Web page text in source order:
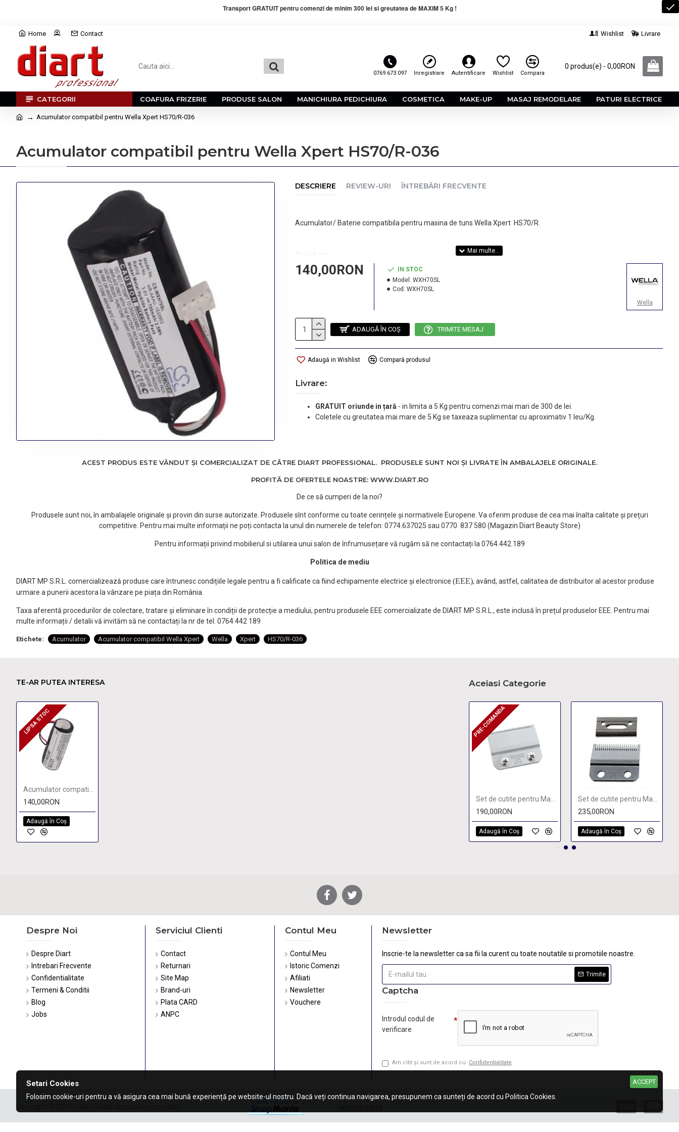
Transport GRATUIT pentru comenzi de minim 300 lei si greutatea de MAXIM 5 Kg !
Home Contact Wishlist Livrare
0769 673 097 Inregistrare Autentificare Wishlist Compara
0 produs(e) - 0,00RON
CATEGORII COAFURA FRIZERIE PRODUSE SALON MANICHIURA PEDICHIURA COSMETICA MAKE-UP MASAJ REMODELARE PATURI ELECTRICE
Acumulator compatibil pentru Wella Xpert HS70/R-036
Acumulator compatibil pentru Wella Xpert HS70/R-036
DESCRIERE REVIEW-URI ÎNTREBĂRI FRECVENTE
Acumulator/ Baterie compatibila pentru masina de tuns Wella Xpert HS70/R.
Specificatii:
3,6 V / 700mAh / 2,5Wh
Incarcare rapida Li - Ion 4,1 V - 1,0A
140,00RON
IN STOC
Model: WXH70SL
Cod: WXH70SL
Wella
ADAUGĂ ÎN COŞ TRIMITE MESAJ
Adaugă in Wishlist Compară produsul
Livrare:
GRATUIT oriunde in țară - in limita a 5 Kg pentru comenzi mai mari de 300 de lei.
Coletele cu greutatea mai mare de 5 Kg se taxeaza suplimentar cu aproximativ 1 leu/Kg.
ACEST PRODUS ESTE VÂNDUT ȘI COMERCIALIZAT DE CĂTRE DIART PROFESSIONAL. PRODUSELE SUNT NOI ȘI LIVRATE ÎN AMBALAJELE ORIGINALE.
PROFITĂ DE OFERTELE NOASTRE: WWW.DIART.RO
De ce să cumperi de la noi?
Produsele sunt noi, în ambalajele originale și provin din surse autorizate. Produsele sînt conforme cu toate cerințele și normativele Europene. Va oferim produse de cea mai înalta calitate și prețuri
competitive. Pentru mai multe informații ne poți contacta la unul din numerele de telefon: 0774.637025 sau 0770 837 580 (Magazin Diart Beauty Store)
Pentru informații privind mobilierul si utilarea unui salon de înfrumusețare vă rugăm să ne contactați la 0764.442.189
Politica de mediu
DIART MP S.R.L. comercializează produse care întrunesc condițiile legale pentru a fi calificate ca fiind echipamente electrice și electronice (EEE), având, astfel, calitatea de distribuitor al acestor produse
urmare a punerii acestora la vânzare pe piața din România.
Taxa aferentă procedurilor de colectare, tratare și eliminare în condiții de protecție a mediului, pentru produsele EEE comercializate de DIART MP S.R.L., este inclusă în prețul produselor EEE. Pentru mai
multe informații / detalii vă invităm să ne contactați la nr de tel. 0764 442 189
Etichete: Acumulator Acumulator compatibil Wella Xpert Wella Xpert HS70/R-036
TE-AR PUTEA INTERESA
LIPSA STOC
LIPSA STOC
140,00RON
Adaugă în Coş
Aceiasi Categorie
PRE-COMANDA
PRE-COMANDA
190,00RON
Adaugă în Coş
235,00RON
Adaugă în Coş
Despre Noi
Despre Diart
Intrebari Frecvente
Confidentialitate
Termeni & Conditii
Blog
Jobs
Serviciul Clienti
Contact
Returnari
Site Map
Brand-uri
Plata CARD
ANPC
Contul Meu
Contul Meu
Istoric Comenzi
Afiliati
Newsletter
Vouchere
Newsletter
Inscrie-te la newsletter ca sa fii la curent cu toate noutatile si promotiile noastre.
Trimite
Captcha
Introdul codul de
verificare
Am citit şi sunt de acord cu Confidentialitate
ACCEPT
Setari Cookies
Folosim cookie-uri pentru a vă asigura cea mai bună experiență pe website-ul nostru. Dacă veți continua navigarea, presupunem ca sunteți de acord cu Politica Cookies.